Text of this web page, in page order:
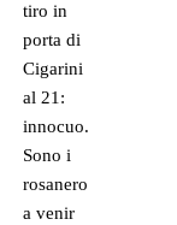
tiro in
porta di
Cigarini
al 21:
innocuo.
Sono i
rosanero
a venir